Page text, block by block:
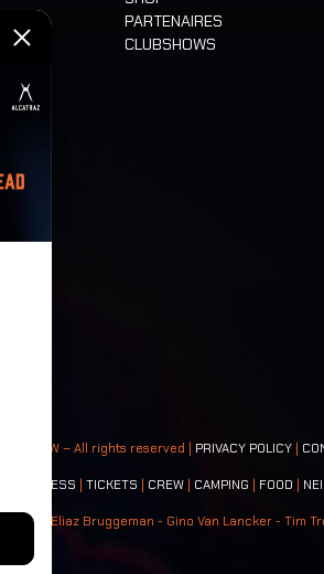
PARTENAIRES
CLUBSHOWS
VZW – All rights reserved | PRIVACY POLICY
PRESS TICKETS CREW CAMPING FOOD
Hoof - Eliaz Bruggeman - Gino Van Lancker -